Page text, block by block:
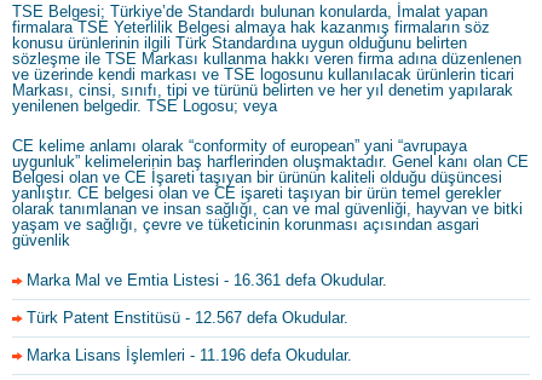
TSE Belgesi; Türkiye’de Standardı bulunan konularda, İmalat yapan
firmalara TSE Yeterlilik Belgesi almaya hak kazanmış firmaların söz
konusu ürünlerinin ilgili Türk Standardına uygun olduğunu belirten
sözleşme ile TSE Markası kullanma hakkı veren firma adına düzenlenen
ve üzerinde kendi markası ve TSE logosunu kullanılacak ürünlerin ticari
Markası, cinsi, sınıfı, tipi ve türünü belirten ve her yıl denetim yapılarak
yenilenen belgedir. TSE Logosu; veya
CE kelime anlamı olarak “conformity of european” yani “avrupaya
uygunluk” kelimelerinin baş harflerinden oluşmaktadır. Genel kanı olan CE
Belgesi olan ve CE İşareti taşıyan bir ürünün kaliteli olduğu düşüncesi
yanlıştır. CE belgesi olan ve CE işareti taşıyan bir ürün temel gerekler
olarak tanımlanan ve insan sağlığı, can ve mal güvenliği, hayvan ve bitki
yaşam ve sağlığı, çevre ve tüketicinin korunması açısından asgari
güvenlik
Marka Mal ve Emtia Listesi - 16.361 defa Okudular.
Türk Patent Enstitüsü - 12.567 defa Okudular.
Marka Lisans İşlemleri - 11.196 defa Okudular.